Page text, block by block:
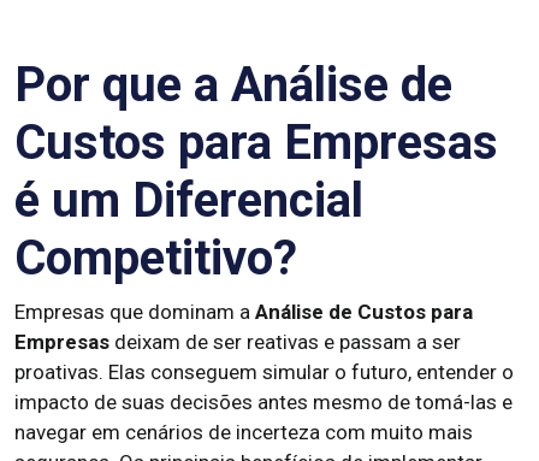
Por que a Análise de
Custos para Empresas
é um Diferencial
Competitivo?
Empresas que dominam a Análise de Custos para
Empresas deixam de ser reativas e passam a ser
proativas. Elas conseguem simular o futuro, entender o
impacto de suas decisões antes mesmo de tomá-las e
navegar em cenários de incerteza com muito mais